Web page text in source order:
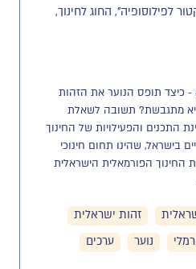
לפילוסופיה", החוג לחינוך,
שאלת היסוד של מחקר זה היא - כיצד תופס הנוער את הזהות
היהודית-ישראלית שלו, וכיצד היא מתגבשת? תשובה לשאלת
מחקר זו ניתן למצוא על-ידי בחינת התכנים והפעילויות של החינוך
בלתי-פורמאלי המשולב במערכת החינוך הפורמאלית הישראלית
זהות ישראלית
נוער
ערכים